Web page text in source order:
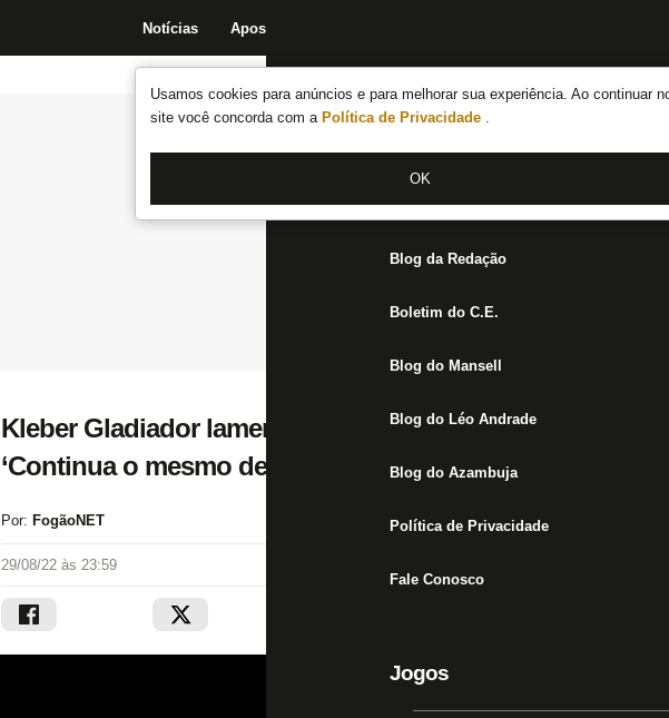
Usamos cookies para anúncios e para melhorar sua experiência. Ao continuar
site você concorda com a Política de Privacidade .
OK
Notícias Apostas
Notícias do Botafogo
Fórum
Jogos
Blog da Redação
Boletim do C.E.
Blog do Mansell
Blog do Léo Andrade
Blog do Azambuja
Política de Privacidade
Fale Conosco
Jogos
Kleber Gladiador lamenta má campanha do Botafogo
‘Continua o mesmo de alguns anos atrás’
Por: FogãoNET
29/08/22 às 23:59